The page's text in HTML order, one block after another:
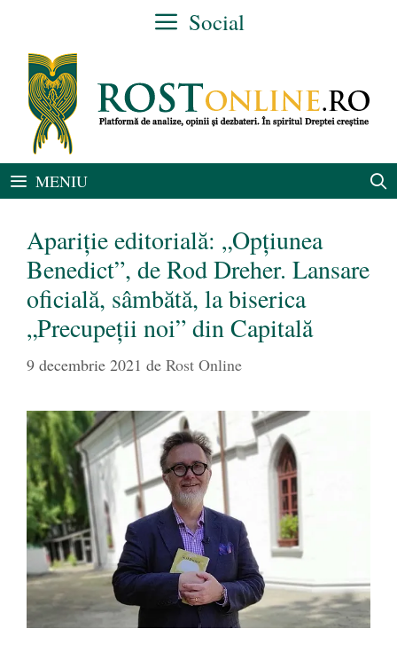
conținut
Social
MENIU
Apariție editorială: „Opțiunea
Benedict”, de Rod Dreher. Lansare
oficială, sâmbătă, la biserica
„Precupeții noi” din Capitală
9 decembrie 2021 de Rost Online